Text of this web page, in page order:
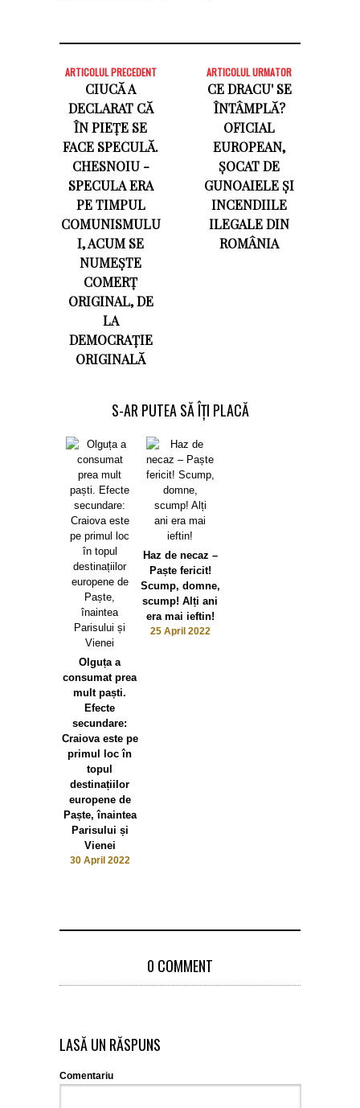
ARTICOLUL PRECEDENT
CIUCĂ A
DECLARAT CĂ
ÎN PIEȚE SE
FACE SPECULĂ.
CHESNOIU -
SPECULA ERA
PE TIMPUL
COMUNISMULU
I, ACUM SE
NUMEȘTE
COMERȚ
ORIGINAL, DE
LA
DEMOCRAȚIE
ORIGINALĂ
ARTICOLUL URMATOR
CE DRACU' SE
ÎNTÂMPLĂ?
OFICIAL
EUROPEAN,
ȘOCAT DE
GUNOAIELE ȘI
INCENDIILE
ILEGALE DIN
ROMÂNIA
S-AR PUTEA SĂ ÎȚI PLACĂ
Olguța a
consumat prea
mult paști.
Efecte
secundare:
Craiova este pe
primul loc în
topul
destinațiilor
europene de
Paște, înaintea
Parisului și
Vienei
30 April 2022
Haz de necaz –
Paște fericit!
Scump, domne,
scump! Alți ani
era mai ieftin!
25 April 2022
0 COMMENT
LASĂ UN RĂSPUNS
Comentariu